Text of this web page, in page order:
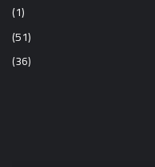
(1)
(51)
(36)